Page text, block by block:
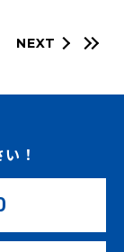
NEXT
！